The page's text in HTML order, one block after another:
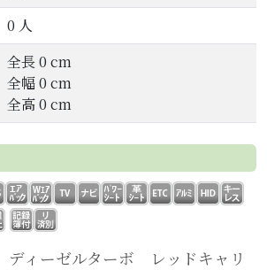
0 人
全長 0 cm
全幅 0 cm
全高 0 cm
ィーゼルターボ レッドキャリ